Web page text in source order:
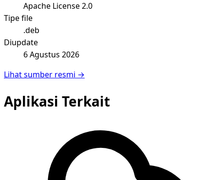
Apache License 2.0
Tipe file
.deb
Diupdate
6 Agustus 2026
Lihat sumber resmi →
Aplikasi Terkait